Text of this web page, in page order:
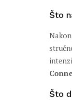
Što
Što